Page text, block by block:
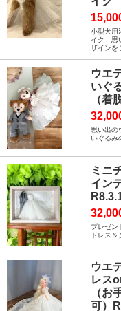
小型犬用
イク 思
ザインを
ウエ
いぐ
（着
思い出の
いぐるみ
ミニ
イン
プレゼン
ドレス＆
ウエ
レス
（お
可）